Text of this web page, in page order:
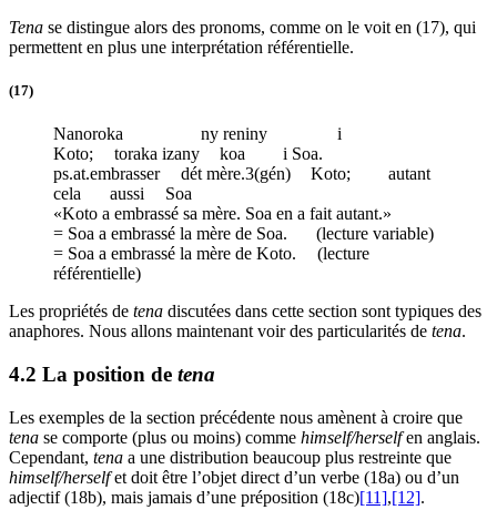
Tena se distingue alors des pronoms, comme on le voit en (17), qui
permettent en plus une interprétation référentielle.
(17)
Nanoroka ny reniny
i
Koto;
toraka izany koa
i Soa.
ps.at.embrasser détmère.3(gén) Koto;
autant
cela
aussi
Soa
«Koto a embrassé sa mère. Soa en a fait autant.»
= Soa a embrassé la mère de Soa.
(lecture variable)
= Soa a embrassé la mère de Koto.
(lecture
référentielle)
Les propriétés de tena discutées dans cette section sont typiques des
anaphores. Nous allons maintenant voir des particularités de tena.
4.2 La position de tena
Les exemples de la section précédente nous amènent à croire que
tena se comporte (plus ou moins) comme himself/herselfen anglais.
Cependant, tena a une distribution beaucoup plus restreinte que
himself/herselfet doit être l’objet direct d’un verbe (18a) ou d’un
adjectif (18b), mais jamais d’une préposition (18c)[11],[12].